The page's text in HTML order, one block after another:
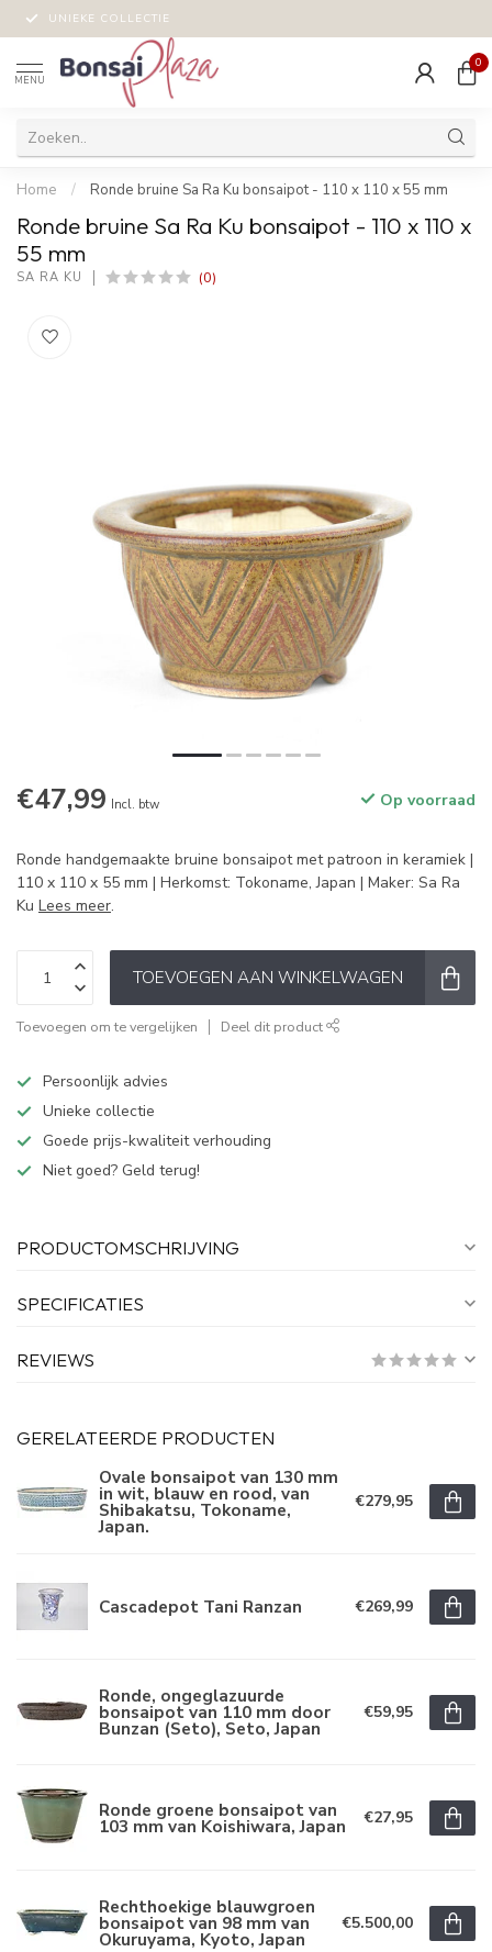
UNIEKE COLLECTIE
MENU
0
Home / Ronde bruine Sa Ra Ku bonsaipot - 110 x 110 x 55 mm
Ronde bruine Sa Ra Ku bonsaipot - 110 x 110 x
55 mm
SA RA KU (0)
€47,99 Incl. btw Op voorraad
Ronde handgemaakte bruine bonsaipot met patroon in keramiek |
110 x 110 x 55 mm | Herkomst: Tokoname, Japan | Maker: Sa Ra
Ku Lees meer.
TOEVOEGEN AAN WINKELWAGEN
Toevoegen om te vergelijken Deel dit product
Persoonlijk advies
Unieke collectie
Goede prijs-kwaliteit verhouding
Niet goed? Geld terug!
PRODUCTOMSCHRIJVING
SPECIFICATIES
REVIEWS
GERELATEERDE PRODUCTEN
Ovale bonsaipot van 130 mm
in wit, blauw en rood, van
Shibakatsu, Tokoname,
Japan.
€279,95
Cascadepot Tani Ranzan €269,99
Ronde, ongeglazuurde
bonsaipot van 110 mm door
Bunzan (Seto), Seto, Japan
€59,95
Ronde groene bonsaipot van
103 mm van Koishiwara, Japan €27,95
Rechthoekige blauwgroen
bonsaipot van 98 mm van
Okuruyama, Kyoto, Japan
€5.500,00